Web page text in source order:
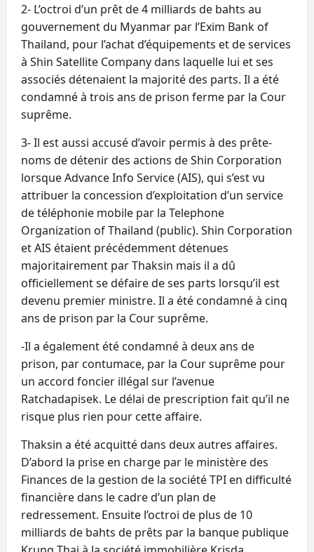
2- L’octroi d’un prêt de 4 milliards de bahts au
gouvernement du Myanmar par l’Exim Bank of
Thailand, pour l’achat d’équipements et de services
à Shin Satellite Company dans laquelle lui et ses
associés détenaient la majorité des parts. Il a été
condamné à trois ans de prison ferme par la Cour
suprême.
3- Il est aussi accusé d’avoir permis à des prête-
noms de détenir des actions de Shin Corporation
lorsque Advance Info Service (AIS), qui s’est vu
attribuer la concession d’exploitation d’un service
de téléphonie mobile par la Telephone
Organization of Thailand (public). Shin Corporation
et AIS étaient précédemment détenues
majoritairement par Thaksin mais il a dû
officiellement se défaire de ses parts lorsqu’il est
devenu premier ministre. Il a été condamné à cinq
ans de prison par la Cour suprême.
-Il a également été condamné à deux ans de
prison, par contumace, par la Cour suprême pour
un accord foncier illégal sur l’avenue
Ratchadapisek. Le délai de prescription fait qu’il ne
risque plus rien pour cette affaire.
Thaksin a été acquitté dans deux autres affaires.
D’abord la prise en charge par le ministère des
Finances de la gestion de la société TPI en difficulté
financière dans le cadre d’un plan de
redressement. Ensuite l’octroi de plus de 10
milliards de bahts de prêts par la banque publique